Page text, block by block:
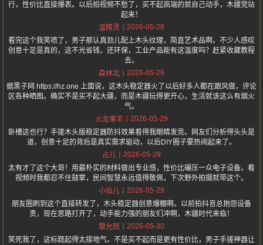
行，性价比直接爆表。以后拍视频不愁了，买不起高端的就自己动手，木疆党站
起来！
温精灵
2026-05-28
看完这个我笑喷了，男子那认真劲儿配上木头纹理，简直艺术品啊。不少人感叹
创意十足是真的，这不光省钱，还环保，工业产品能有这温度吗？赶紧收藏教程
去。
森林北
2026-05-29
据黑子网 https://hz.one 上面说，这木头稳定器火了以后好多人都在跟风做，评论
区各种晒图。确实不是买不起大疆，而是木疆玩得更开心，生活就该这么有烟火
气。
火龙果羊
2026-05-29
卧槽这也行？手搓木头版稳定器防抖效果看得我眼睛发亮。网友们分析得头头是
道，创意十足的背后是真实需求驱动，以后DIY圈子要热闹起来了。
占儿
2026-05-29
太有才了这个大哥！用最朴实的材料做出专业感，性价比碾压一众电子设备。看
视频时我都忍不住鼓掌，民间智慧永远值得敬佩，下次野外拍摄就带这个。
小仙儿
2026-05-29
朋友圈刷到这个直接转发了，木头稳定器创意爆棚啊。以前拍抖音总抱怨设备
贵，现在思路打开了，动手能力强的朋友们冲啊，木疆时代来临！
黎允熙
2026-05-30
笑死我了，这标题起得太接地气。不是买不起而是更有性价比，男子手搓神器让